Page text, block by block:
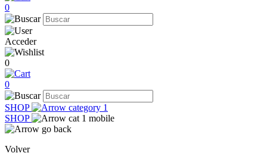
0
Acceder
0
0
SHOP
SHOP
Volver